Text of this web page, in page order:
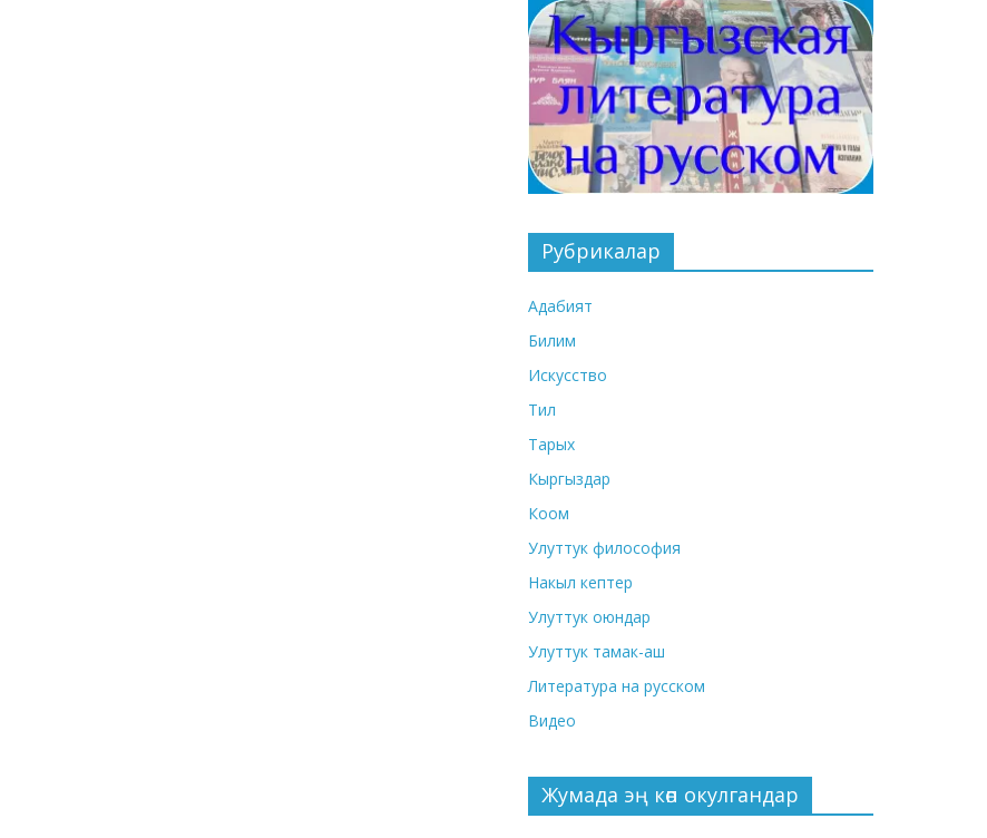
Рубрикалар
Адабият
Билим
Искусство
Тил
Тарых
Кыргыздар
Коом
Улуттук философия
Накыл кептер
Улуттук оюндар
Улуттук тамак-аш
Литература на русском
Видео
Жумада эң көп окулгандар